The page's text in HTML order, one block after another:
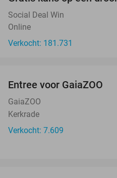
Social Deal Win
Online
Verkocht: 181.731
Entree voor GaiaZOO
GaiaZOO
Kerkrade
Verkocht: 7.609